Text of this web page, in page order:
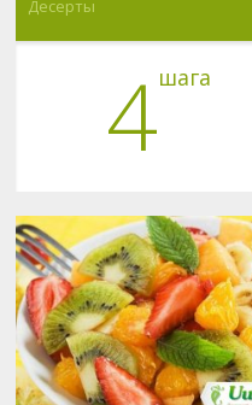
Десерты
4шага